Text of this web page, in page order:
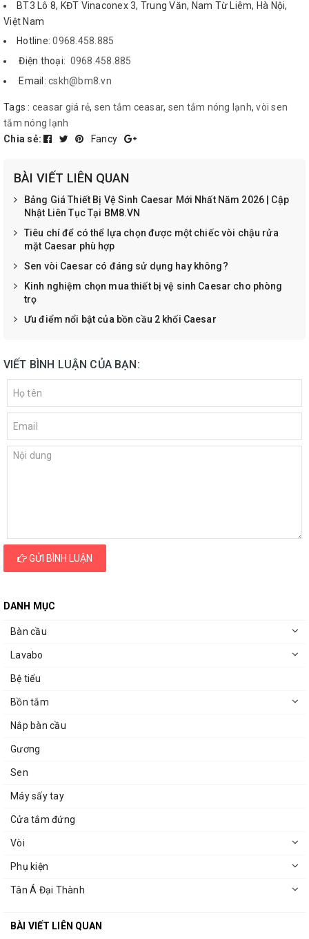
BT3 Lô 8, KĐT Vinaconex 3, Trung Văn, Nam Từ Liêm, Hà Nội,
Việt Nam
Hotline:0968.458.885
Điện thoại: 0968.458.885
Email: cskh@bm8.vn
Tags : ceasar giá rẻ, sen tắm ceasar, sen tắm nóng lạnh,vòi sen
tắm nóng lạnh
Chia sẻ:
Fancy
BÀI VIẾT LIÊN QUAN
Bảng Giá Thiết Bị Vệ Sinh Caesar Mới Nhất Năm 2026 | Cập
Nhật Liên Tục Tại BM8.VN
Tiêu chí để có thể lựa chọn được một chiếc vòi chậu rửa
mặt Caesar phù hợp
Sen vòi Caesar có đáng sử dụng hay không?
Kinh nghiệm chọn mua thiết bị vệ sinh Caesar cho phòng
trọ
Ưu điểm nổi bật của bồn cầu 2 khối Caesar
VIẾT BÌNH LUẬN CỦA BẠN:
GỬI BÌNH LUẬN
DANH MỤC
Bàn cầu
Lavabo
Bệ tiểu
Bồn tắm
Nắp bàn cầu
Gương
Sen
Máy sấy tay
Cửa tắm đứng
Vòi
Phụ kiện
Tân Á Đại Thành
BÀI VIẾT LIÊN QUAN